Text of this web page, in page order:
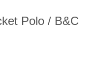
Polo / B&C